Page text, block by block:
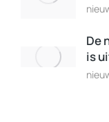
De
is